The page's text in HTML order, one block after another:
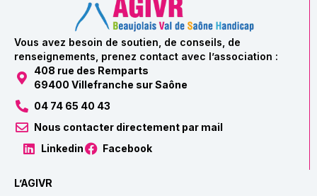
Vous avez besoin de soutien, de conseils, de
renseignements, prenez contact avec l’association :
408 rue des Remparts
69400 Villefranche sur Saône
04 74 65 40 43
Nous contacter directement par mail
Linkedin
Facebook
L’AGIVR